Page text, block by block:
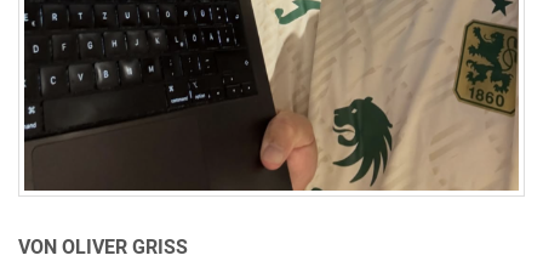
VON OLIVER GRISS